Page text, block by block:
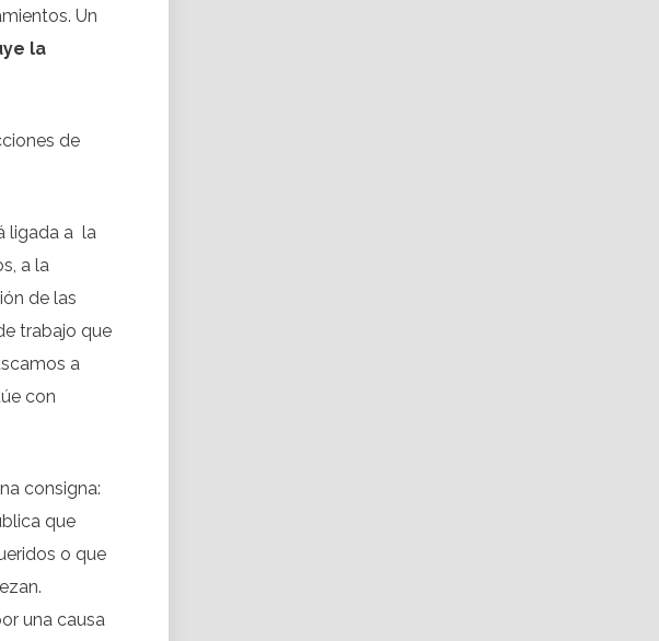
Un
la
de
ligada a la
a la
de las
trabajo que
a
con
consigna:
que
o que
una causa